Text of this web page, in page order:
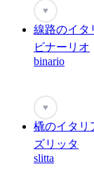
♥
線路のイタ
ビナーリオ
binario
♥
橇のイタリ
ズリッタ
slitta